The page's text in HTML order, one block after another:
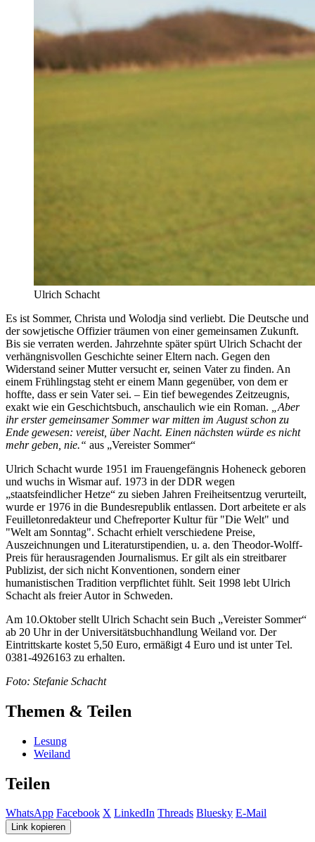
Ulrich Schacht
Es ist Sommer, Christa und Wolodja sind verliebt. Die Deutsche und
der sowjetische Offizier träumen von einer gemeinsamen Zukunft.
Bis sie verraten werden. Jahrzehnte später spürt Ulrich Schacht der
verhängnisvollen Geschichte seiner Eltern nach. Gegen den
Widerstand seiner Mutter versucht er, seinen Vater zu finden. An
einem Frühlingstag steht er einem Mann gegenüber, von dem er
hoffte, dass er sein Vater sei. – Ein tief bewegendes Zeitzeugnis,
exakt wie ein Geschichtsbuch, anschaulich wie ein Roman.
„Aber
ihr erster gemeinsamer Sommer war mitten im August schon zu
Ende gewesen: vereist, über Nacht. Einen nächsten würde es nicht
mehr geben, nie.“ aus „Vereister Sommer“
Ulrich Schacht wurde 1951 im Frauengefängnis Hoheneck geboren
und wuchs in Wismar auf. 1973 in der DDR wegen
„staatsfeindlicher Hetze“ zu sieben Jahren Freiheitsentzug verurteilt,
wurde er 1976 in die Bundesrepublik entlassen. Dort arbeitete er als
Feuilletonredakteur und Chefreporter Kultur für "Die Welt" und
"Welt am Sonntag". Schacht erhielt verschiedene Preise,
Auszeichnungen und Literaturstipendien, u. a. den Theodor-Wolff-
Preis für herausragenden Journalismus. Er gilt als ein streitbarer
Publizist, der sich nicht Konventionen, sondern einer
humanistischen Tradition verpflichtet fühlt. Seit 1998 lebt Ulrich
Schacht als freier Autor in Schweden.
Am 10.Oktober stellt Ulrich Schacht sein Buch „Vereister Sommer“
ab 20 Uhr in der Universitätsbuchhandlung Weiland vor. Der
Eintrittskarte kostet 5,50 Euro, ermäßigt 4 Euro und ist unter Tel.
0381-4926163 zu erhalten.
Foto: Stefanie Schacht
Themen & Teilen
Lesung
Weiland
Teilen
WhatsApp Facebook X LinkedIn Threads Bluesky E-Mail
Link kopieren